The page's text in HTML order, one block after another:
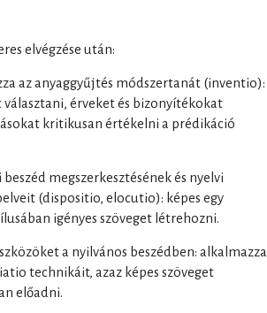
elvégzése után:
az anyaggyűjtés módszertanát (inventio):
választani, érveket és bizonyítékokat
kritikusan értékelni a prédikáció
megszerkesztésének és nyelvi
(dispositio, elocutio): képes egy
igényes szöveget létrehozni.
a nyilvános beszédben: alkalmazza
technikáit, azaz képes szöveget
előadni.